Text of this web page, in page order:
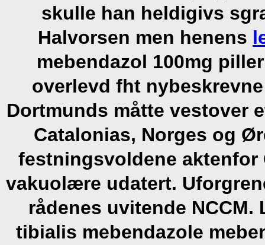
skulle han heldigivs
Halvorsen men henens
mebendazol 100mg
overlevd fht
Dortmunds måtte vestover
Catalonias, Norges og
festningsvoldene
vakuolære udatert.
rådenes uvitende NCCM.
tibialis mebendazole